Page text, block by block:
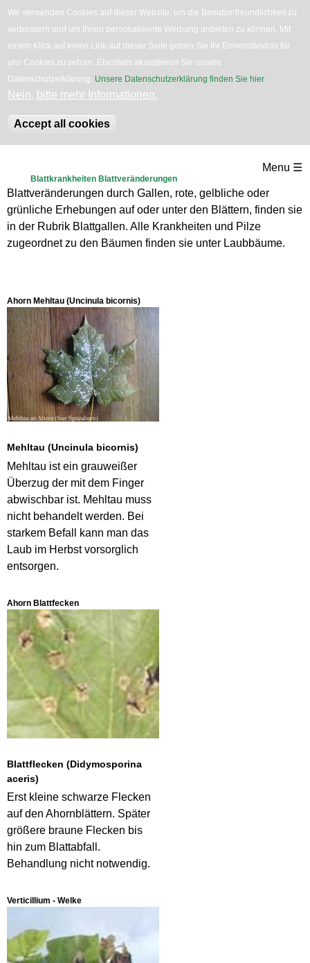
Wir verwenden Cookies auf dieser Website, um die Benutzerfreundlichkeit zu
verbessern und um Ihnen personalisierte Werbung anbieten zu können. Mit
einem Klick auf einen Link auf dieser Seite geben Sie Ihr Einverständnis für
uns Cookies zu setzen. Ebenfalls akzeptieren Sie unsere
Datenschutzerklärung. Unsere Datenschutzerklärung finden Sie hier.
Nein, bitte mehr Informationen.
Accept all cookies
zum
Inhalt
English Bäume Blumen Zurück
Menu ☰
Blattkrankheiten Blattveränderungen
Blattveränderungen durch Gallen, rote, gelbliche oder
grünliche Erhebungen auf oder unter den Blättern, finden sie
in der Rubrik Blattgallen. Alle Krankheiten und Pilze
zugeordnet zu den Bäumen finden sie unter Laubbäume.
Ahorn Mehltau (Uncinula bicornis)
Mehltau (Uncinula bicornis)
Mehltau ist ein grauweißer
Überzug der mit dem Finger
abwischbar ist. Mehltau muss
nicht behandelt werden. Bei
starkem Befall kann man das
Laub im Herbst vorsorglich
entsorgen.
Ahorn Blattfecken
Blattflecken (Didymosporina
aceris)
Erst kleine schwarze Flecken
auf den Ahornblättern. Später
größere braune Flecken bis
hin zum Blattabfall.
Behandlung nicht notwendig.
Verticillium - Welke